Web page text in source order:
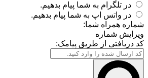
در تلگرام به شما پیام بدهیم.
در واتس اپ به شما پیام بدهیم.
شماره همراه شما:
ویرایش شماره
کد دریافتی از طریق پیامک: